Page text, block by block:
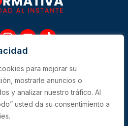
para mejorar su
mostrarle anuncios o
y analizar nuestro tráfico. Al
usted da su consentimiento a
I
n
s
t
a
g
r
a
m
Y
u
t
u
b
e
T
t
o
k